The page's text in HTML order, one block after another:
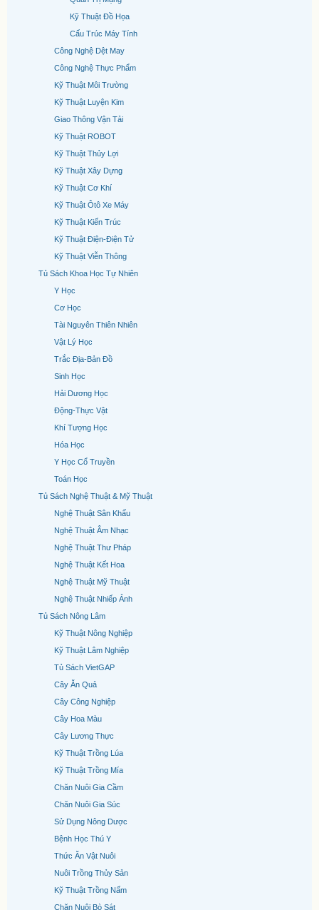
Kỹ Thuật Đồ Họa
Cấu Trúc Máy Tính
Công Nghệ Dệt May
Công Nghệ Thực Phẩm
Kỹ Thuật Môi Trường
Kỹ Thuật Luyện Kim
Giao Thông Vận Tải
Kỹ Thuật ROBOT
Kỹ Thuật Thủy Lợi
Kỹ Thuật Xây Dựng
Kỹ Thuật Cơ Khí
Kỹ Thuật Ôtô Xe Máy
Kỹ Thuật Kiến Trúc
Kỹ Thuật Điện-Điện Tử
Kỹ Thuật Viễn Thông
Tủ Sách Khoa Học Tự Nhiên
Y Học
Cơ Học
Tài Nguyên Thiên Nhiên
Vật Lý Học
Trắc Địa-Bản Đồ
Sinh Học
Hải Dương Học
Động-Thực Vật
Khí Tượng Học
Hóa Học
Y Học Cổ Truyền
Toán Học
Tủ Sách Nghệ Thuật & Mỹ Thuật
Nghệ Thuật Sân Khấu
Nghệ Thuật Âm Nhạc
Nghệ Thuật Thư Pháp
Nghệ Thuật Kết Hoa
Nghệ Thuật Mỹ Thuật
Nghệ Thuật Nhiếp Ảnh
Tủ Sách Nông Lâm
Kỹ Thuật Nông Nghiệp
Kỹ Thuật Lâm Nghiệp
Tủ Sách VietGAP
Cây Ăn Quả
Cây Công Nghiệp
Cây Hoa Màu
Cây Lương Thực
Kỹ Thuật Trồng Lúa
Kỹ Thuật Trồng Mía
Chăn Nuôi Gia Cầm
Chăn Nuôi Gia Súc
Sử Dụng Nông Dược
Bệnh Học Thú Y
Thức Ăn Vật Nuôi
Nuôi Trồng Thủy Sản
Kỹ Thuật Trồng Nấm
Chăn Nuôi Bò Sát